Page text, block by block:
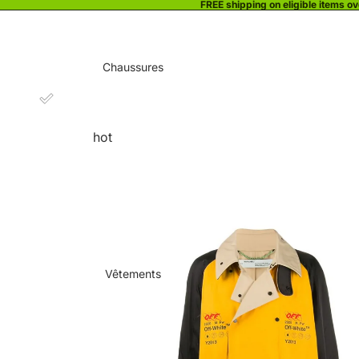
FREE shipping on eligible items
Chaussures
hot
Vêtements